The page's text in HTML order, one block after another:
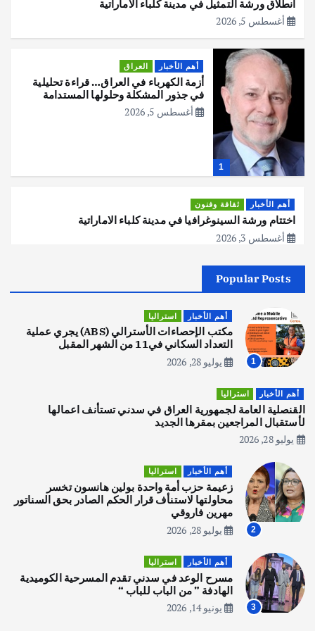
انطلاق ورشة التمثيل في مدينة كلباء الاماراتية
أغسطس 5, 2026
1
أهم الأخبار العراق
أزمة الكهرباء في العراق… قراءة تحليلية
في جذور المشكلة وحلولها المستدامة
أغسطس 5, 2026
أهم الأخبار ثقافة وفنون
اختتام ورشة السينوغرافيا في مدينة كلباء الاماراتية
أغسطس 3, 2026
2
اصبح بطلاً لأستراليا بلعبة كمال الاجسام
يوليو 30, 2026
3
يوليو 30, 2026
4
المقبل
يوليو 28, 2026
أهم الأخبار ثقافة وفنون
انطلاق ورشة التمثيل في مدينة كلباء الاماراتية
أغسطس 5, 2026
Popular Posts
1
أهم الأخبار استراليا
مكتب الإحصاءات الأسترالي (ABS) يجري عملية
التعداد السكاني في11 من الشهر المقبل
يوليو 28, 2026
أهم الأخبار استراليا
القنصلية العامة لجمهورية العراق في سدني تستأنف اعمالها
لأستقبال المراجعين بمقرها الجديد
يوليو 28, 2026
2
أهم الأخبار استراليا
زعيمة حزب أمة واحدة بولين هانسون تخسر
محاولتها لاستنأف قرار الحكم الصادر بحق السناتور
مهرين فاروقي
يوليو 28, 2026
3
أهم الأخبار استراليا
مسرح الوعد في سدني تقدم المسرحية الكوميدية
الهادفة ” من الباب للباب “
يونيو 14, 2026